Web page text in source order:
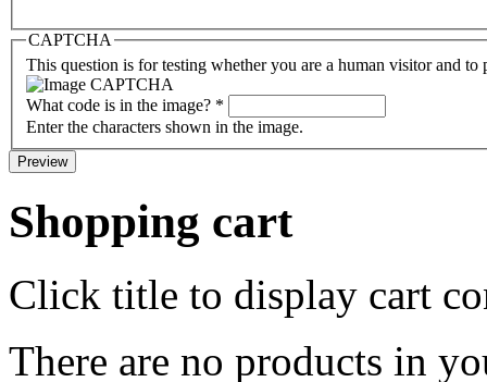
CAPTCHA
This question is for testing whether you are a human visitor and to
What code is in the image? *
Enter the characters shown in the image.
Shopping cart
Click title to display cart
There are no products in